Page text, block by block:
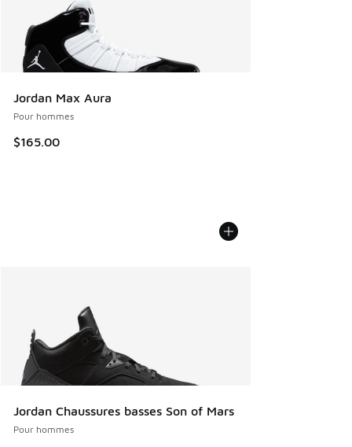
Jordan Max Aura
Pour hommes
$165.00
Jordan Chaussures basses Son of Mars
Pour hommes